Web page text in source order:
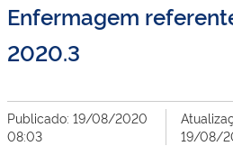
Enfermagem
2020.3
Publicado: 19/08/2020
08:03
19/08/